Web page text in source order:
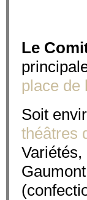
Le
place de
Soit
théâtres